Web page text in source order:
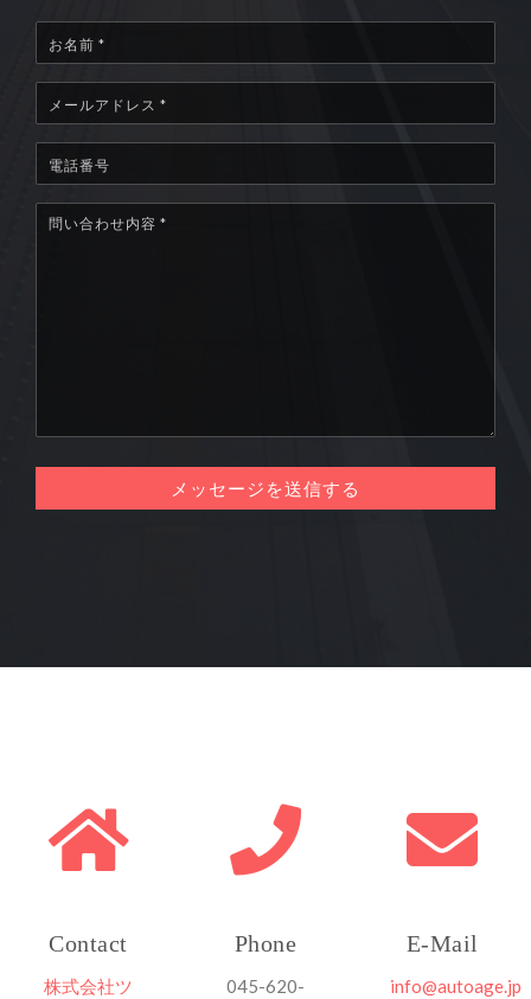
Contact
株式会社ツ
Phone
045-620-
E-Mail
info@autoage.jp